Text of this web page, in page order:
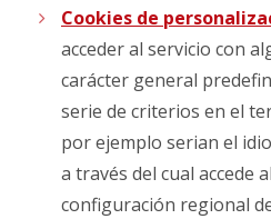
Cookies de
acceder al servicio con
carácter general
serie de criterios en el
por ejemplo serian el
a través del cual accede
configuración regional